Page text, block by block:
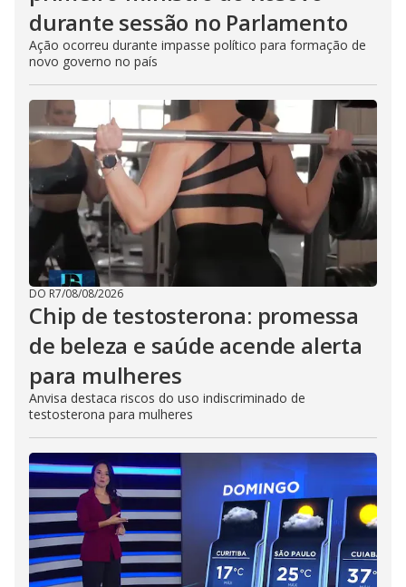
durante sessão no Parlamento
Ação ocorreu durante impasse político para formação de
novo governo no país
DO R7/08/08/2026
Chip de testosterona: promessa
de beleza e saúde acende alerta
para mulheres
Anvisa destaca riscos do uso indiscriminado de
testosterona para mulheres